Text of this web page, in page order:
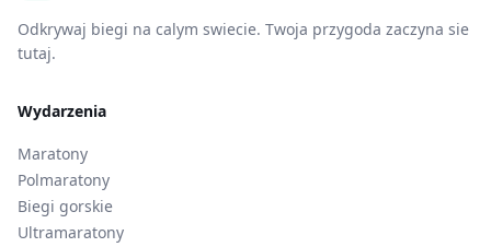
Odkrywaj biegi na calym swiecie. Twoja przygoda zaczyna sie
tutaj.
Wydarzenia
Maratony
Polmaratony
Biegi gorskie
Ultramaratony